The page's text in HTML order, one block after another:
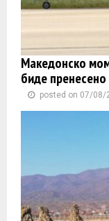
Македонско
биде
posted on 07/08/